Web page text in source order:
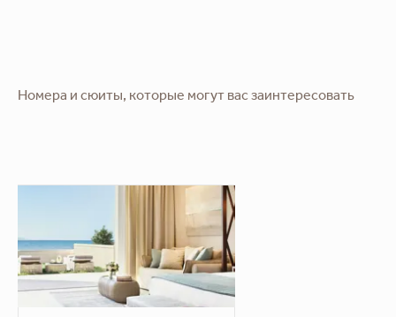
Номера и сюиты, которые могут вас заинтересовать